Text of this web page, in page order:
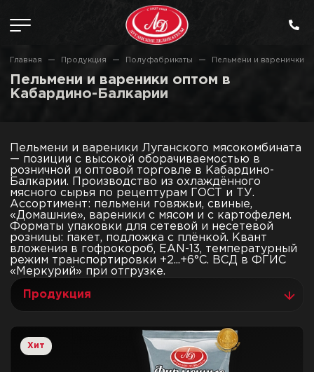
Главная Продукция Полуфабрикаты Пельмени и варенички
Пельмени и вареники оптом в
Кабардино-Балкарии
Пельмени и вареники Луганского мясокомбината
— позиции с высокой оборачиваемостью в
розничной и оптовой торговле в Кабардино-
Балкарии. Производство из охлаждённого
мясного сырья по рецептурам ГОСТ и ТУ.
Ассортимент: пельмени говяжьи, свиные,
«Домашние», вареники с мясом и с картофелем.
Форматы упаковки для сетевой и несетевой
розницы: пакет, подложка с плёнкой. Квант
вложения в гофрокороб, EAN-13, температурный
режим транспортировки +2...+6°C. ВСД в ФГИС
«Меркурий» при отгрузке.
Продукция
Хит